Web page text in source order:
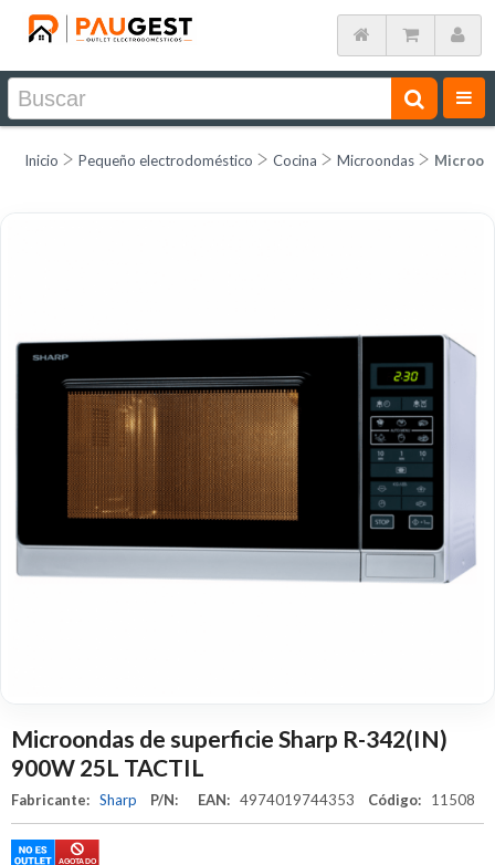
Inicio Pequeño electrodoméstico Cocina Microondas
Microondas de superficie Sharp R-342(IN)
900W 25L TACTIL
Fabricante: Sharp P/N: EAN: 4974019744353 Código: 11508